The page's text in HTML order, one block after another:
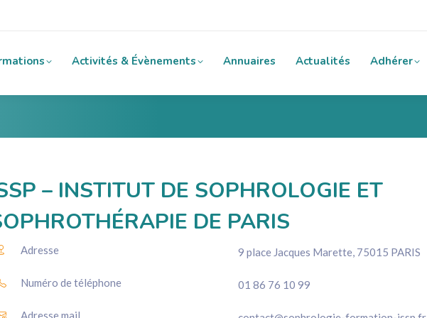
Activités & Évènements Annuaires Actualités Adhérer
– INSTITUT DE SOPHROLOGIE ET
DE PARIS
Adresse 9 place Jacques Marette, 75015 PARIS
Numéro de téléphone 01 86 76 10 99
Adresse mail